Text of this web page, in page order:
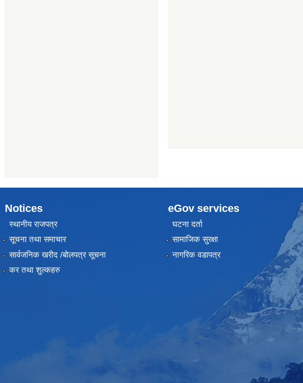
Notices
स्थानीय राजपत्र
सूचना तथा समाचार
सार्वजनिक खरीद /बोलपत्र सूचना
कर तथा शुल्कहरु
eGov services
घटना दर्ता
सामाजिक सुरक्षा
नागरिक वडापत्र